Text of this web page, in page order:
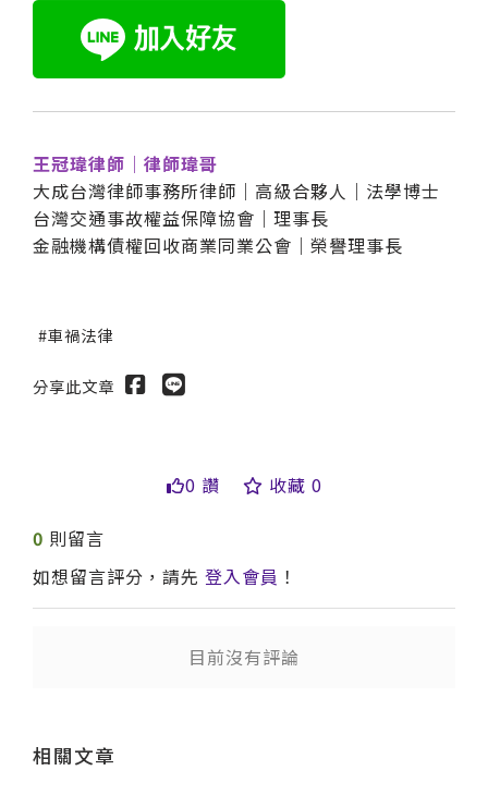
王冠瑋律師｜律師瑋哥
大成台灣律師事務所律師｜高級合夥人｜法學博士
台灣交通事故權益保障協會｜理事長
金融機構債權回收商業同業公會｜榮譽理事長
車禍法律
分享此文章
0 讚 收藏 0
0 則留言
如想留言評分，請先 登入會員 ！
目前沒有評論
相關文章